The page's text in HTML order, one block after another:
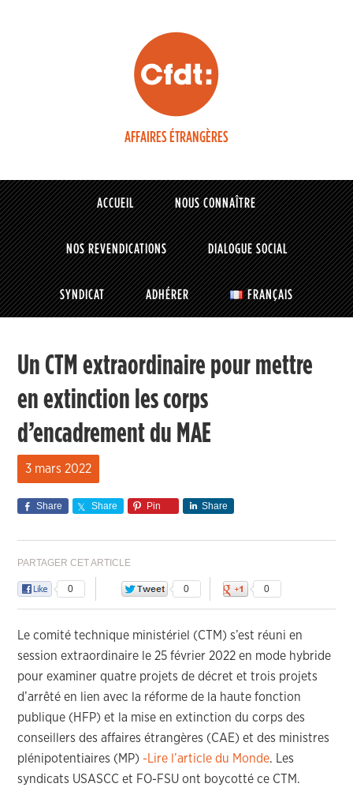
AFFAIRES ÉTRANGÈRES
ACCUEIL NOUS CONNAÎTRE
NOS REVENDICATIONS DIALOGUE SOCIAL
SYNDICAT ADHÉRER FRANÇAIS
Un CTM extraordinaire pour mettre
en extinction les corps
d’encadrement du MAE
3 mars 2022
Share Share Pin Share
PARTAGER CET ARTICLE
0 0 0
Le comité technique ministériel (CTM) s’est réuni en
session extraordinaire le 25 février 2022 en mode hybride
pour examiner quatre projets de décret et trois projets
d’arrêté en lien avec la réforme de la haute fonction
publique (HFP) et la mise en extinction du corps des
conseillers des affaires étrangères (CAE) et des ministres
plénipotentiaires (MP) -Lire l’article du Monde. Les
syndicats USASCC et FO-FSU ont boycotté ce CTM.